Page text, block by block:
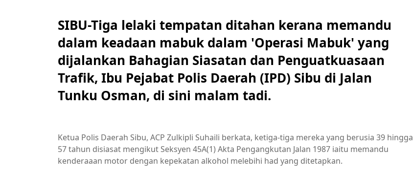
SIBU-Tiga lelaki tempatan ditahan kerana memandu
dalam keadaan mabuk dalam 'Operasi Mabuk' yang
dijalankan Bahagian Siasatan dan Penguatkuasaan
Trafik, Ibu Pejabat Polis Daerah (IPD) Sibu di Jalan
Tunku Osman, di sini malam tadi.
Ketua Polis Daerah Sibu, ACP Zulkipli Suhaili berkata, ketiga-tiga mereka yang berusia 39 hingga
57 tahun disiasat mengikut Seksyen 45A(1) Akta Pengangkutan Jalan 1987 iaitu memandu
kenderaaan motor dengan kepekatan alkohol melebihi had yang ditetapkan.